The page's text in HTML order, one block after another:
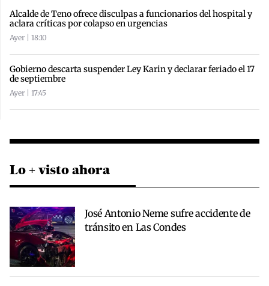
Alcalde de Teno ofrece disculpas a funcionarios del hospital y
aclara críticas por colapso en urgencias
Ayer | 18:10
Gobierno descarta suspender Ley Karin y declarar feriado el 17
de septiembre
Ayer | 17:45
Lo + visto ahora
José Antonio Neme sufre accidente de
tránsito en Las Condes